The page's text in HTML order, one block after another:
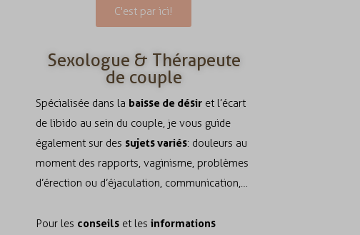
C'est par ici!
Sexologue & Thérapeute
de couple
Spécialisée dans la baisse de désiret l’écart
de libido au sein du couple, je vous guide
également sur des sujets variés: douleurs au
moment des rapports, vaginisme, problèmes
d’érection ou d’éjaculation, communication,…
Pour les conseils et lesinformations